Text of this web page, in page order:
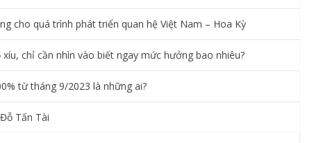
cho quá trình phát triển quan hệ Việt Nam – Hoa Kỳ
chỉ cần nhìn vào biết ngay mức hưởng bao nhiêu?
từ tháng 9/2023 là những ai?
Tấn Tài